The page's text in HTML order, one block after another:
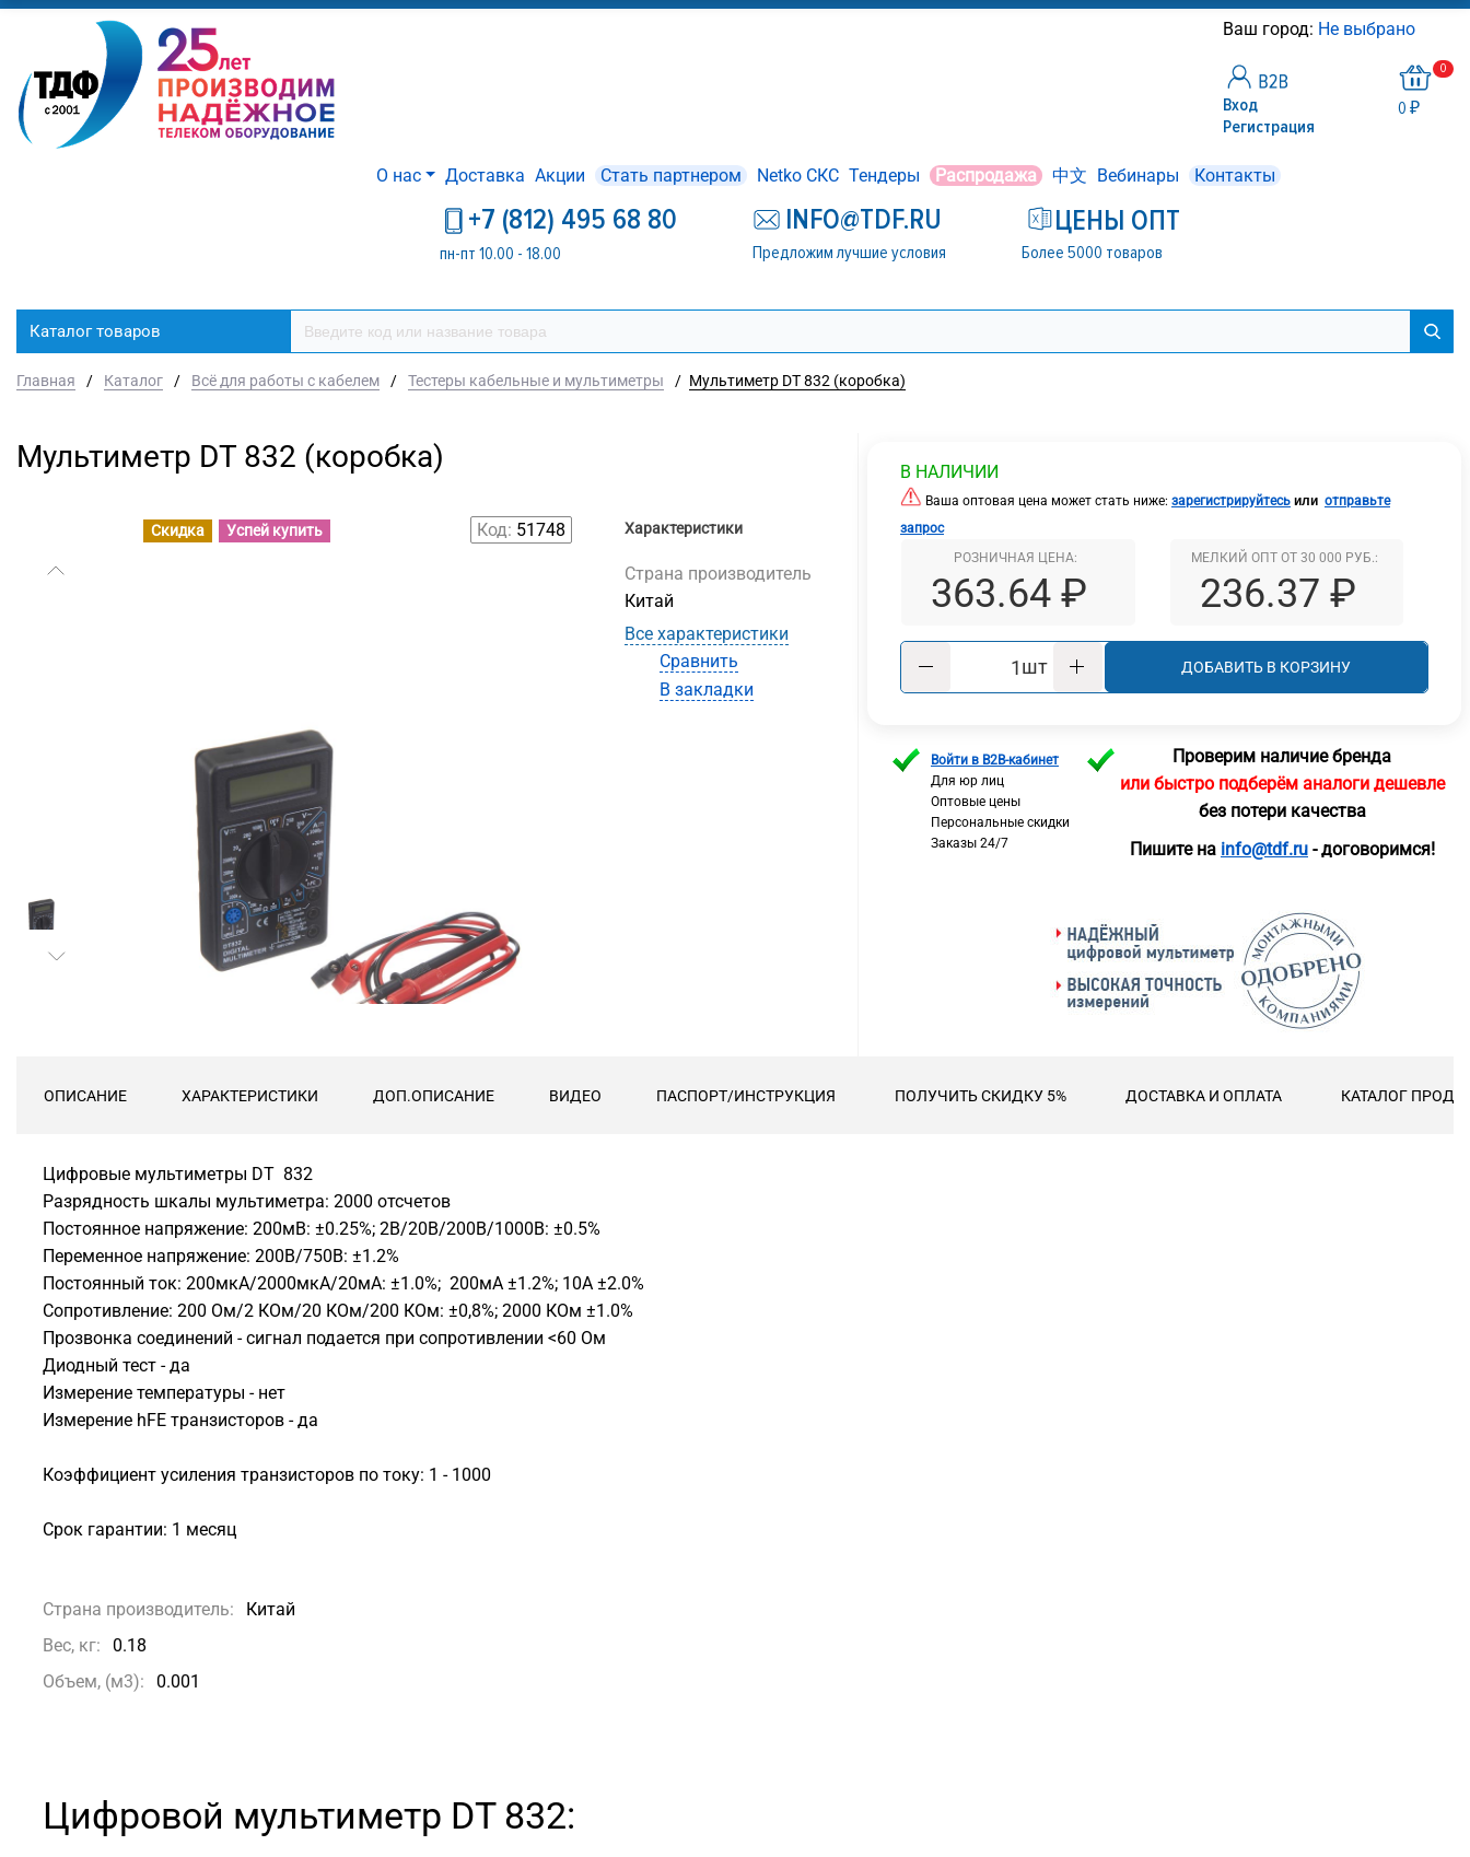
Ваш город: Не выбрано
Вход
Регистрация
0
0 ₽
О нас Доставка Акции Стать партнером Netko СКС Тендеры Распродажа 中文 Вебинары Контакты
+7 (812) 495 68 80
пн-пт 10.00 - 18.00
INFO@TDF.RU
Предложим лучшие условия
ЦЕНЫ ОПТ
Более 5000 товаров
Каталог товаров
Главная / Каталог / Всё для работы с кабелем / Тестеры кабельные и мультиметры / Мультиметр DT 832 (коробка)
Мультиметр DT 832 (коробка)
Скидка Успей купить Код: 51748 Характеристики
Страна производитель
Китай
Все характеристики
Сравнить
В закладки
В НАЛИЧИИ
Ваша оптовая цена может стать ниже: зарегистрируйтесь или отправьте
запрос
РОЗНИЧНАЯ ЦЕНА:
363.64 ₽
МЕЛКИЙ ОПТ ОТ 30 000 РУБ.:
236.37 ₽
шт ДОБАВИТЬ В КОРЗИНУ
Войти в B2B-кабинет
Для юр лиц
Оптовые цены
Персональные скидки
Заказы 24/7
Проверим наличие бренда
или быстро подберём аналоги дешевле
без потери качества
Пишите на info@tdf.ru- договоримся!
ОПИСАНИЕ ХАРАКТЕРИСТИКИ ДОП.ОПИСАНИЕ ВИДЕО ПАСПОРТ/ИНСТРУКЦИЯ ПОЛУЧИТЬ СКИДКУ 5% ДОСТАВКА И ОПЛАТА КАТАЛОГ
Цифровые мультиметры DT 832
Разрядность шкалы мультиметра: 2000 отсчетов
Постоянное напряжение: 200мВ: ±0.25%; 2В/20В/200В/1000В: ±0.5%
Переменное напряжение: 200В/750В: ±1.2%
Постоянный ток: 200мкА/2000мкА/20мА: ±1.0%; 200мА ±1.2%; 10А ±2.0%
Сопротивление: 200 Ом/2 КОм/20 КОм/200 КОм: ±0,8%; 2000 КОм ±1.0%
Прозвонка соединений - сигнал подается при сопротивлении <60 Ом
Диодный тест - да
Измерение температуры - нет
Измерение hFE транзисторов - да
Коэффициент усиления транзисторов по току: 1 - 1000
Срок гарантии: 1 месяц
Страна производитель:
Китай
Вес, кг:
0.18
Объем, (м3):
0.001
Цифровой мультиметр DT 832: